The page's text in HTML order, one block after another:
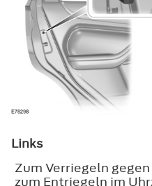
Links
Zum Verriegeln
zum Entriegeln im